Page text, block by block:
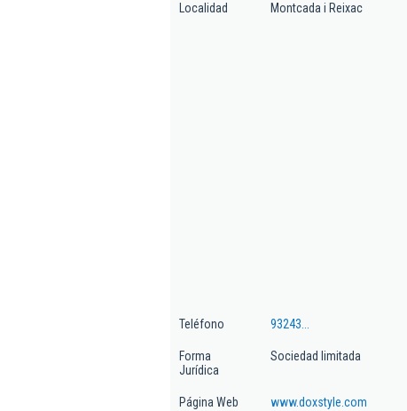
Localidad Montcada i Reixac
Teléfono 93243...
Forma
Jurídica
Sociedad limitada
Página Web www.doxstyle.com